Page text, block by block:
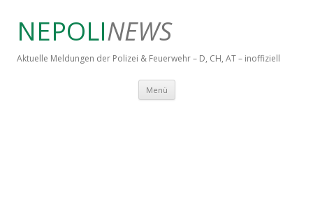
NEPOLINEWS
Aktuelle Meldungen der Polizei & Feuerwehr – D, CH, AT – inoffiziell
Menü Springe zum Inhalt